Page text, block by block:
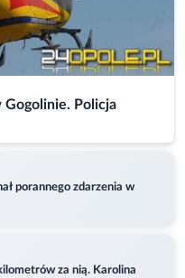
Policja
porannego zdarzenia w
za nią. Karolina